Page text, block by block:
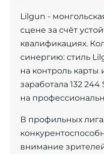
Lilgun -
сцене за счёт
квалификациях.
синергию: стиль
на контроль
заработала 132
на
В профильных
внимание